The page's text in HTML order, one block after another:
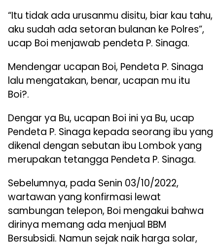
“Itu tidak ada urusanmu disitu, biar kau tahu,
aku sudah ada setoran bulanan ke Polres”,
ucap Boi menjawab pendeta P. Sinaga.
Mendengar ucapan Boi, Pendeta P. Sinaga
lalu mengatakan, benar, ucapan mu itu
Boi?.
Dengar ya Bu, ucapan Boi ini ya Bu, ucap
Pendeta P. Sinaga kepada seorang ibu yang
dikenal dengan sebutan ibu Lombok yang
merupakan tetangga Pendeta P. Sinaga.
Sebelumnya, pada Senin 03/10/2022,
wartawan yang konfirmasi lewat
sambungan telepon, Boi mengakui bahwa
dirinya memang ada menjual BBM
Bersubsidi. Namun sejak naik harga solar,